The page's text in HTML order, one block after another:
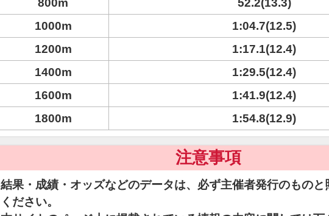
800m
52.2(13.3)
1000m
1:04.7(12.5)
1200m
1:17.1(12.4)
1400m
1:29.5(12.4)
1600m
1:41.9(12.4)
1800m
1:54.8(12.9)
注意事項
結果・成績・オッズなどのデータは、必ず主催者発行のものと
ください。